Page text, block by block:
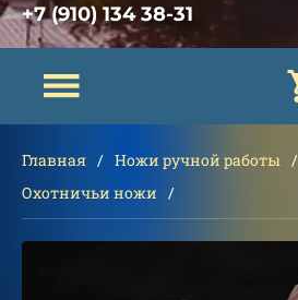
+7 (910) 134 38-31
Главная
Ножи ручной работы
Охотничьи ножи